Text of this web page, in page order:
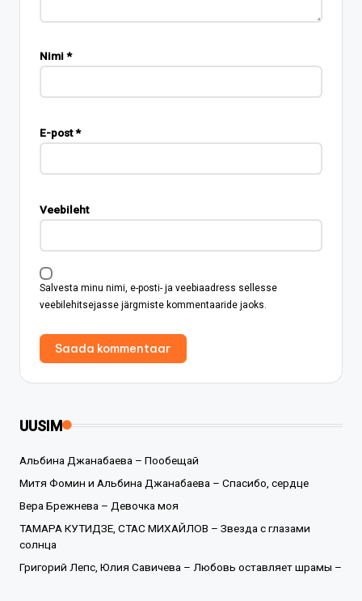
Nimi*
E-post*
Veebileht
Salvesta minu nimi, e-posti- ja veebiaadress sellesse
veebilehitsejasse järgmiste kommentaaride jaoks.
UUSIM
Альбина Джанабаева – Пообещай
Митя Фомин и Альбина Джанабаева – Спасибо, сердце
Вера Брежнева – Девочка моя
ТАМАРА КУТИДЗЕ, СТАС МИХАЙЛОВ – Звезда с глазами
солнца
Григорий Лепс, Юлия Савичева – Любовь оставляет шрамы –